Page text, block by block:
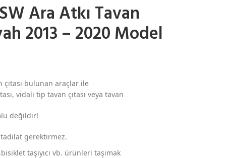
Ara Atkı Tavan
2013 – 2020 Model
bulunan araçlar ile
vidalı tip tavan çıtası veya tavan
değildir!
gerektirmez.
taşıyıcı vb. ürünleri taşımak